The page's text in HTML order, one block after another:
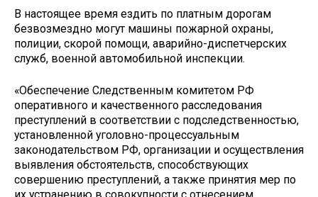
В настоящее время ездить по платным дорогам
безвозмездно могут машины пожарной охраны,
полиции, скорой помощи, аварийно-диспетчерских
служб, военной автомобильной инспекции.
«Обеспечение Следственным комитетом РФ
оперативного и качественного расследования
преступлений в соответствии с подследственностью,
установленной уголовно-процессуальным
законодательством РФ, организации и осуществления
выявления обстоятельств, способствующих
совершению преступлений, а также принятия мер по